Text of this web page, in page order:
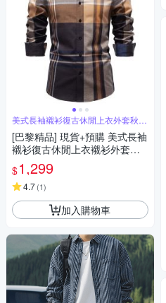
美式長袖襯衫復古休閒上衣外套秋冬
商務男裝
[巴黎精品] 現貨+預購 美式長袖
襯衫復古休閒上衣襯衫外套秋
冬商務簡約正裝大碼男裝-格紋
男上衣a1kz2
$1,299
4.7(1)
加入購物車